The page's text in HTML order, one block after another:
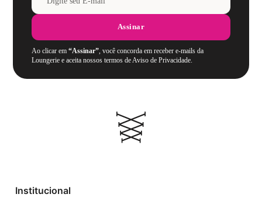
Assinar
Ao clicar em“Assinar”, você concorda em receber e-mails da
Loungerie e aceita nossos termos de Aviso de Privacidade.
Institucional